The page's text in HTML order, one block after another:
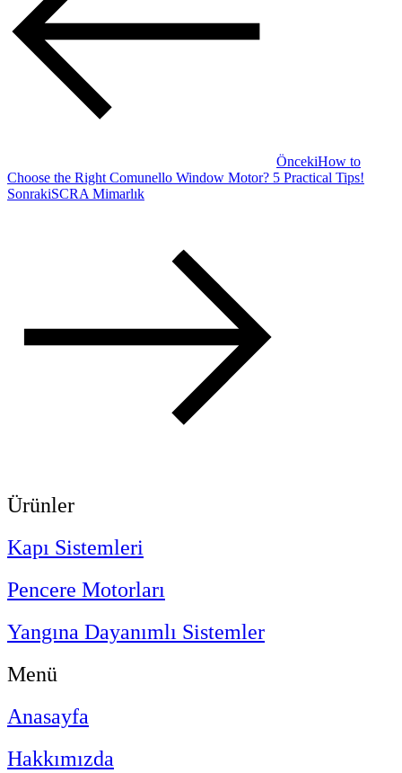
ÖncekiHow to
Choose the Right Comunello Window Motor? 5 Practical Tips!
SonrakiSCRA Mimarlık
Ürünler
Kapı Sistemleri
Pencere Motorları
Yangına Dayanımlı Sistemler
Menü
Anasayfa
Hakkımızda